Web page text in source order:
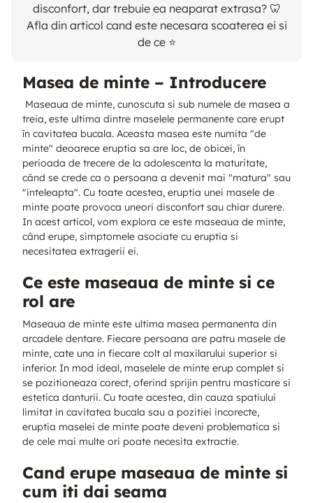
disconfort, dar trebuie ea neaparat extrasa? 🦷
Afla din articol cand este necesara scoaterea ei si
de ce ⭐
Masea de minte – Introducere
Maseaua de minte, cunoscuta si sub numele de masea a
treia, este ultima dintre maselele permanente care erupt
în cavitatea bucala. Aceasta masea este numita "de
minte" deoarece eruptia sa are loc, de obicei, în
perioada de trecere de la adolescenta la maturitate,
când se crede ca o persoana a devenit mai "matura" sau
"inteleapta". Cu toate acestea, eruptia unei masele de
minte poate provoca uneori disconfort sau chiar durere.
In acest articol, vom explora ce este maseaua de minte,
când erupe, simptomele asociate cu eruptia si
necesitatea extragerii ei.
Ce este maseaua de minte si ce
rol are
Maseaua de minte este ultima masea permanenta din
arcadele dentare. Fiecare persoana are patru masele de
minte, cate una in fiecare colt al maxilarului superior si
inferior. In mod ideal, maselele de minte erup complet si
se pozitioneaza corect, oferind sprijin pentru masticare si
estetica danturii. Cu toate acestea, din cauza spatiului
limitat in cavitatea bucala sau a pozitiei incorecte,
eruptia maselei de minte poate deveni problematica si
de cele mai multe ori poate necesita extractie.
Cand erupe maseaua de minte si
cum iti dai seama